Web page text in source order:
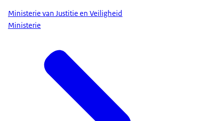
Ministerie van Justitie en Veiligheid
Ministerie